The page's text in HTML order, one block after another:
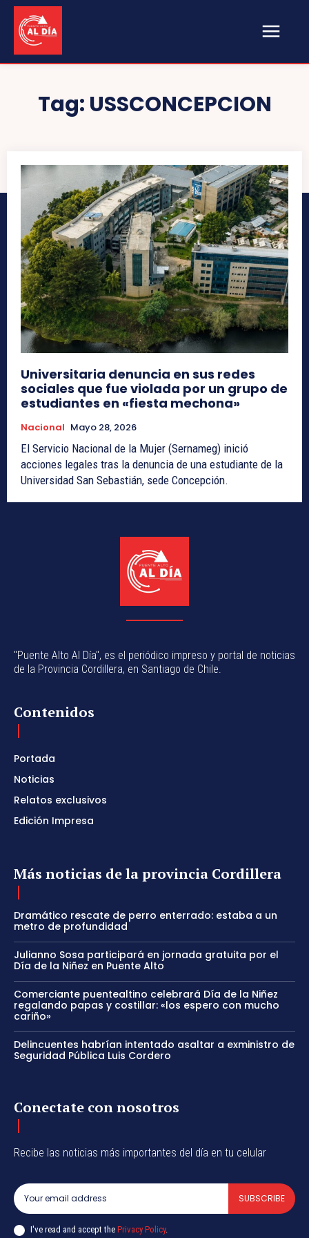
Tag: USSCONCEPCION
Universitaria denuncia en sus redes
sociales que fue violada por un grupo de
estudiantes en «fiesta mechona»
Nacional Mayo 28, 2026
El Servicio Nacional de la Mujer (Sernameg) inició
acciones legales tras la denuncia de una estudiante de la
Universidad San Sebastián, sede Concepción.
"Puente Alto Al Día", es el periódico impreso y portal de noticias
de la Provincia Cordillera, en Santiago de Chile.
Contenidos
Portada
Noticias
Relatos exclusivos
Edición Impresa
Más noticias de la provincia Cordillera
Dramático rescate de perro enterrado: estaba a un
metro de profundidad
Julianno Sosa participará en jornada gratuita por el
Día de la Niñez en Puente Alto
Comerciante puentealtino celebrará Día de la Niñez
regalando papas y costillar: «los espero con mucho
cariño»
Delincuentes habrían intentado asaltar a exministro de
Seguridad Pública Luis Cordero
Conectate con nosotros
Recibe las noticias más importantes del día en tu celular
SUBSCRIBE
I've read and accept the Privacy Policy.